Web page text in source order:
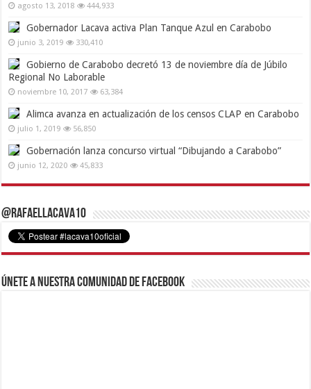
agosto 13, 2018 444,933
Gobernador Lacava activa Plan Tanque Azul en Carabobo
junio 3, 2019 330,410
Gobierno de Carabobo decretó 13 de noviembre día de Júbilo
Regional No Laborable
noviembre 10, 2017 63,384
Alimca avanza en actualización de los censos CLAP en Carabobo
julio 1, 2019 56,850
Gobernación lanza concurso virtual “Dibujando a Carabobo”
junio 12, 2020 45,833
@RafaelLacava10
Únete a nuestra comunidad de Facebook